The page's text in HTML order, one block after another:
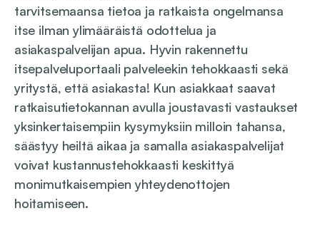
tarvitsemaansa tietoa ja ratkaista ongelmansa
itse ilman ylimääräistä odottelua ja
asiakaspalvelijan apua. Hyvin rakennettu
itsepalveluportaali palveleekin tehokkaasti sekä
yritystä, että asiakasta! Kun asiakkaat saavat
ratkaisutietokannan avulla joustavasti vastaukset
yksinkertaisempiin kysymyksiin milloin tahansa,
säästyy heiltä aikaa ja samalla asiakaspalvelijat
voivat kustannustehokkaasti keskittyä
monimutkaisempien yhteydenottojen
hoitamiseen.